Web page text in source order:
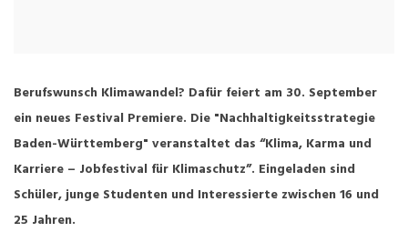
Berufswunsch Klimawandel? Dafür feiert am 30. September
ein neues Festival Premiere. Die "Nachhaltigkeitsstrategie
Baden-Württemberg" veranstaltet das “Klima, Karma und
Karriere – Jobfestival für Klimaschutz”. Eingeladen sind
Schüler, junge Studenten und Interessierte zwischen 16 und
25 Jahren.